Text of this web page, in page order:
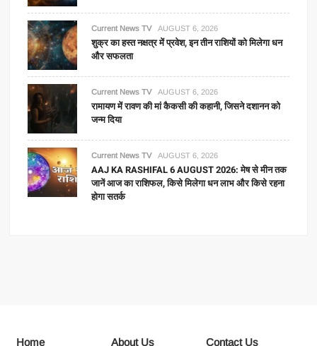
Current News TV AUGUST 6, 2026
शुक्र का हस्त नक्षत्र में प्रवेश, इन तीन राशियों को मिलेगा धन
और सफलता
Current News TV AUGUST 6, 2026
रामायण में रावण की मां कैकसी की कहानी, जिसने दशानन को
जन्म दिया
Current News TV AUGUST 6, 2026
AAJ KA RASHIFAL 6 AUGUST 2026: मेष से मीन तक
जानें आज का राशिफल, किसे मिलेगा धन लाभ और किसे रहना
होगा सतर्क
Home About Us Contact Us